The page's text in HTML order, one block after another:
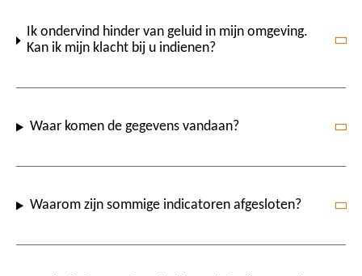
Ik ondervind hinder van geluid in mijn omgeving.
Kan ik mijn klacht bij u indienen?
Waar komen de gegevens vandaan?
Waarom zijn sommige indicatoren afgesloten?